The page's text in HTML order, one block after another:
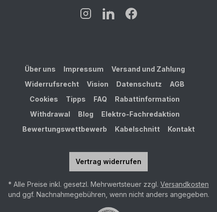
Über uns Impressum
Versand und Zahlung
Widerrufsrecht
Vision Datenschutz
AGB
Cookies
Tipps FAQ
Rabattinformation
Withdrawal
Blog
Elektro-Fachredaktion
Bewertungswettbewerb
Kabelschnitt Kontakt
Vertrag widerrufen
* Alle Preise inkl. gesetzl. Mehrwertsteuer zzgl. Versandkosten
und ggf. Nachnahmegebühren, wenn nicht anders angegeben.